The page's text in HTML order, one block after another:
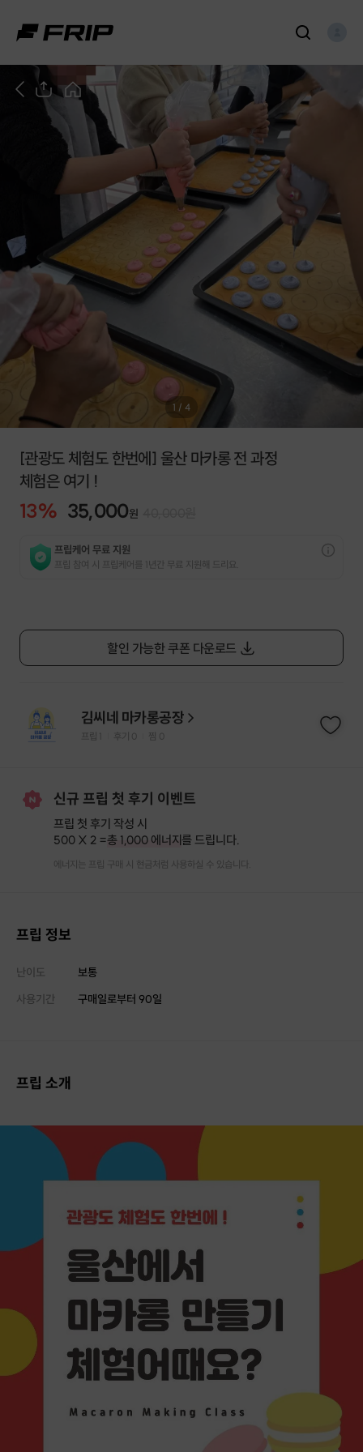
1 / 4
[관광도 체험도 한번에] 울산 마카롱 전 과정
체험은 여기 !
13% 35,000원
프립케어 무료 지원
프립 참여 시 프립케어를 1년간 무료 지원해 드리요.
할인 가능한 쿠폰 다운로드
김씨네 마카롱공장
프립 후기 0 찜 0
신규 프립 첫 후기 이벤트
프립 첫 후기 작성 시
500 X 2 =총 1,000 에너지를 드립니다.
에너지는 프립 구매 시 현금처럼 사용하실 수 있습니다.
프립 정보
난이도
보통
사용기간
구매일로부터 90일
프립 소개